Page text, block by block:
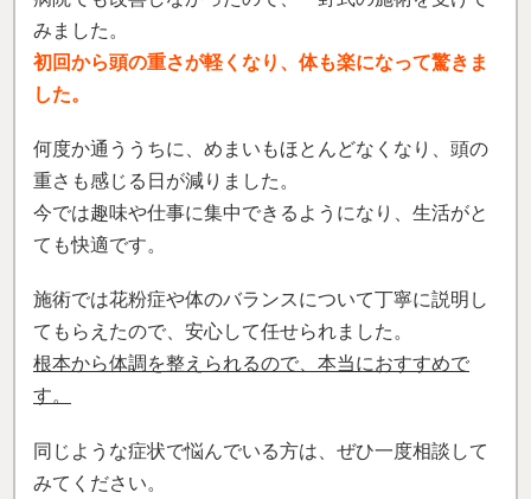
何度か通ううちに、めまいもほとんどなくなり、頭の
重さも感じる日が減りました。
今では趣味や仕事に集中できるようになり、生活がと
施術では花粉症や体のバランスについて丁寧に説明し
てもらえたので、安心して任せられました。
根本から体調を整えられるので、本当におすすめで
同じような症状で悩んでいる方は、ぜひ一度相談して
みてください。
私もこの施術に出会えて良かったと心から思っていま
(島谷さん)